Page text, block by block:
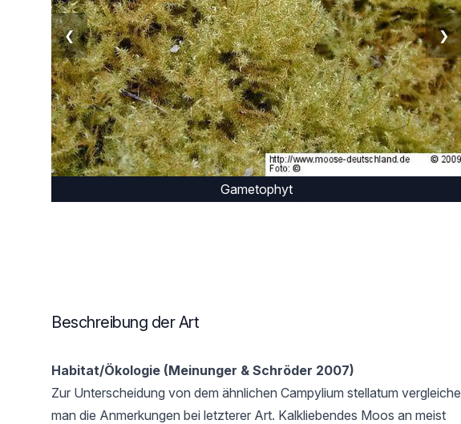
Gametophyt
❮ ❯
Beschreibung der Art
Habitat/Ökologie (Meinunger & Schröder 2007)
Zur Unterscheidung von dem ähnlichen Campylium stellatum vergleiche
man die Anmerkungen bei letzterer Art. Kalkliebendes Moos an meist